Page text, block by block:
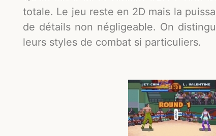
totale. Le jeu reste en 2D mais la
de détails non négligeable. On
leurs styles de combat si particuliers.